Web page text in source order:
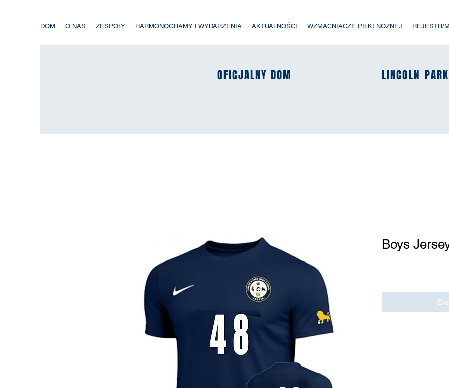
DOM O NAS ZESPOŁY HARMONOGRAMY I WYDARZENIA AKTUALNOŚCI WZMACNIACZE PIŁKI NOŻNEJ REJESTR/
OFICJALNY DOM LINCOLN PARK
OFICJALNY DOM LINCOLN PARK
Boys